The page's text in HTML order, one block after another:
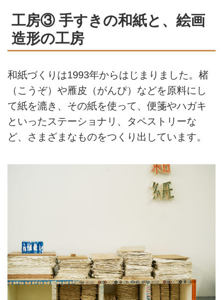
工房③ 手すきの和紙と、絵画
造形の工房
和紙づくりは1993年からはじまりました。楮
（こうぞ）や雁皮（がんぴ）などを原料にし
て紙を漉き、その紙を使って、便箋やハガキ
といったステーショナリ、タペストリーな
ど、さまざまなものをつくり出しています。